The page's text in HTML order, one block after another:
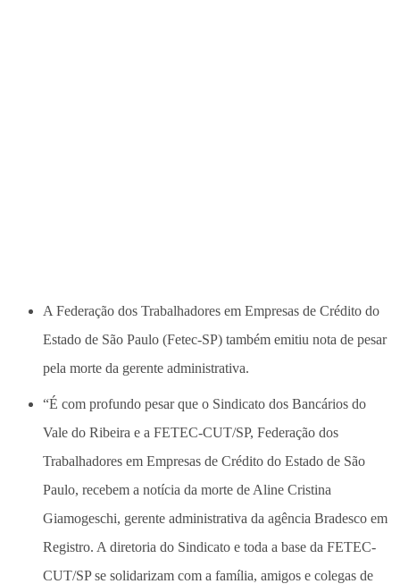
A Federação dos Trabalhadores em Empresas de Crédito do
Estado de São Paulo (Fetec-SP) também emitiu nota de pesar
pela morte da gerente administrativa.
“É com profundo pesar que o Sindicato dos Bancários do
Vale do Ribeira e a FETEC-CUT/SP, Federação dos
Trabalhadores em Empresas de Crédito do Estado de São
Paulo, recebem a notícia da morte de Aline Cristina
Giamogeschi, gerente administrativa da agência Bradesco em
Registro. A diretoria do Sindicato e toda a base da FETEC-
CUT/SP se solidarizam com a família, amigos e colegas de